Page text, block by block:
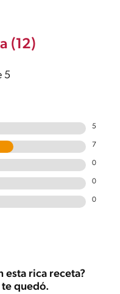
(12)
5
5
7
0
0
0
esta rica receta?
te quedó.